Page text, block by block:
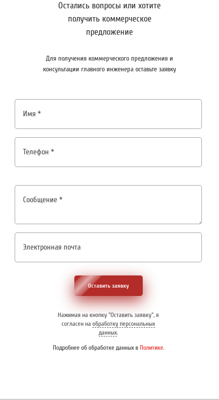
Остались вопросы или хотите
получить коммерческое
предложение
Для получения коммерческого предложения и
консультации главного инженера оставьте заявку
Оставить заявку
Нажимая на кнопку "Оставить заявку", я
согласен на обработку персональных
данных.
Подробнее об обработке данных в Политике.